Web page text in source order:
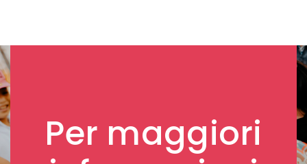
Per maggiori